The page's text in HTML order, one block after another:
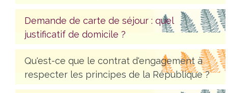
Demande de carte de séjour : quel
justificatif de domicile ?
Qu'est-ce que le contrat d'engagement à
respecter les principes de la République ?